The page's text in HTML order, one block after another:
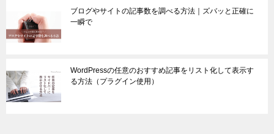
ブログやサイトの記事数を調べる方法｜ズバッと正確に
一瞬で
WordPressの任意のおすすめ記事をリスト化して表示す
る方法（プラグイン使用）